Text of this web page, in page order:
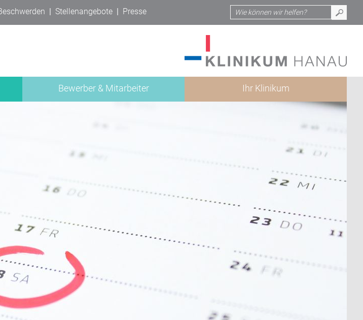
| Stellenangebote | Presse
Bewerber & Mitarbeiter Ihr Klinikum